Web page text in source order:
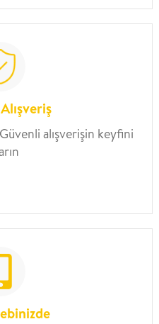
alışverişin keyfini